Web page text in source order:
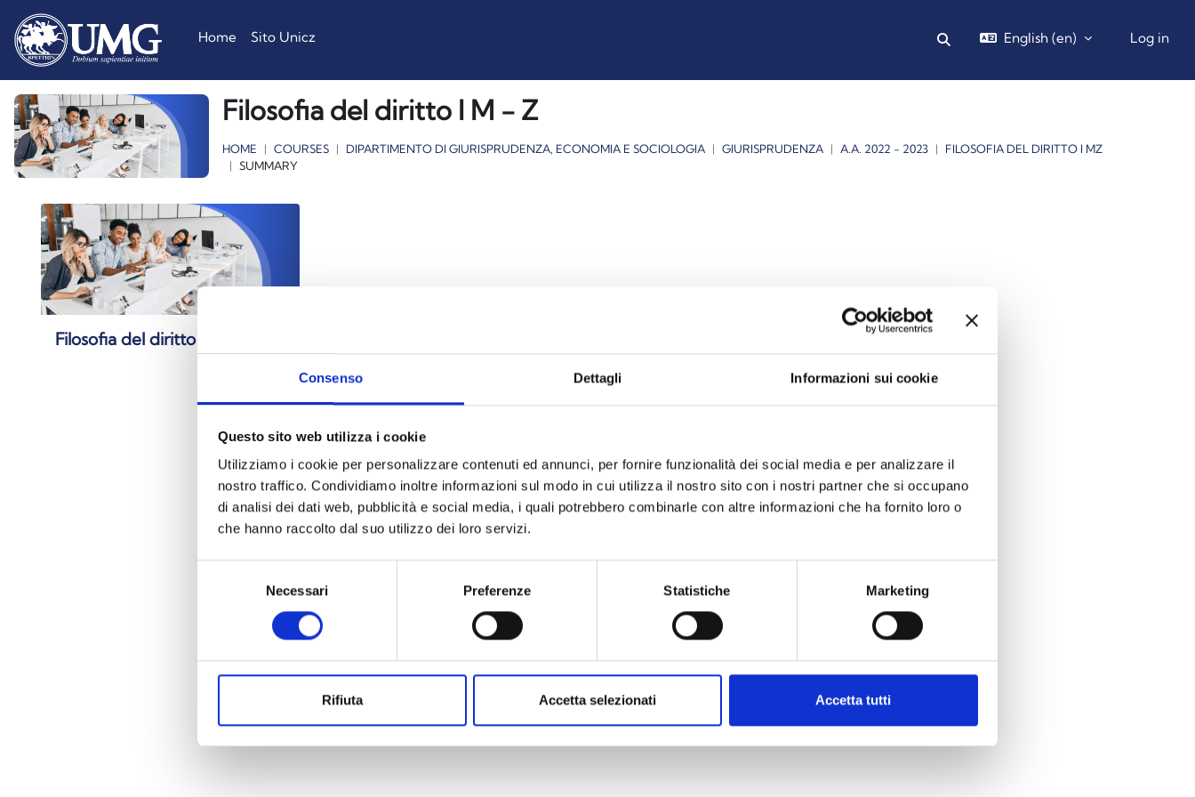
Consenso Dettagli Informazioni sui cookie
Questo sito web utilizza i cookie
Utilizziamo i cookie per personalizzare contenuti ed annunci, per fornire funzionalità dei social media e per analizzare il
nostro traffico. Condividiamo inoltre informazioni sul modo in cui utilizza il nostro sito con i nostri partner che si occupano
di analisi dei dati web, pubblicità e social media, i quali potrebbero combinarle con altre informazioni che ha fornito loro o
che hanno raccolto dal suo utilizzo dei loro servizi.
Necessari Preferenze Statistiche Marketing
Rifiuta Accetta selezionati Accetta tutti
Home
Sito Unicz Toggle search input
English ‎(en)‎ Log in
Filosofia del diritto I M - Z
HOME COURSES DIPARTIMENTO DI GIURISPRUDENZA, ECONOMIA E SOCIOLOGIA GIURISPRUDENZA A.A. 2022 - 2023
FILOSOFIA DEL DIRITTO I MZ
SUMMARY
Filosofia del diritto I M - Z